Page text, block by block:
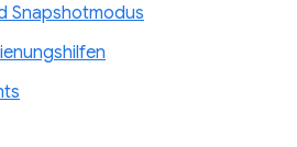
Snapshotmodus